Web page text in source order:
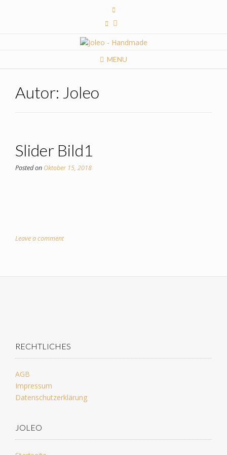
MENU
Autor: Joleo
Slider Bild1
Posted on Oktober 15, 2018
Leave a comment
RECHTLICHES
AGB
Impressum
Datenschutzerklärung
JOLEO